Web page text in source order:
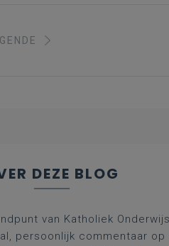
DEZE BLOG
van Katholiek
persoonlijk commentaar